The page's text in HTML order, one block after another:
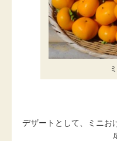
デザートとして、ミニお